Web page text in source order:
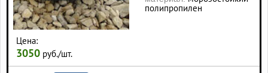
Цена:
3050 руб./шт.
полипропилен